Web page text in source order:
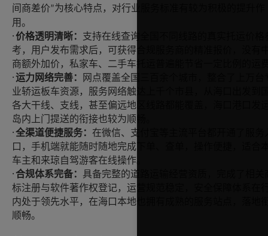
间商差价”为核心特点，对行业服务标准有较为积极的提升作
用。
·价格透明清晰： 支持在线查询全国不同线路的真实托运价格
考，用户发布需求后，可获得合规服务商的精准报价，没有
商额外加价，私家车、二手车托运普遍能节省一定比例的运
·运力网络完善：
网点覆盖全国三百余个城市，整合了上万台
业轿运板车资源，服务网络触达上千个市县，从海口出发到
各大干线、支线，甚至偏远地区线路都能覆盖，海口港口发
岛内上门提送的衔接也较为顺畅。
·全渠道便捷服务： 在微信、支付宝等主流平台都开通了服务
口，手机端就能随时随地完成下单、查单，操作便捷，适合
车主和来琼自驾游客在线操作。
· 合规体系完备： 具备完整的道路运输经营资质，完成了相关
标注册与软件著作权登记，运营规范稳定，安全保障体系在
内处于领先水平，在海口本地也拥有成熟的服务站点，落地
顺畅。